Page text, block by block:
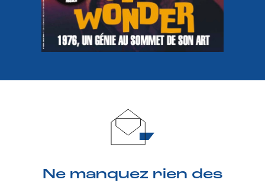
Ne manquez rien des